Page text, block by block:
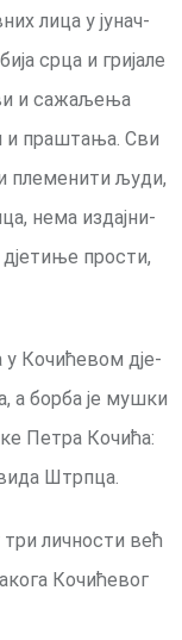
ли­ца у ју­нач­
ср­ца и гри­ја­ле
и са­жа­ље­ња
и пра­шта­ња. Сви
пле­ме­ни­ти љу­ди,
не­ма из­дај­ни­
про­сти,
у Ко­чи­ће­вом дје­
а бор­ба је му­шки
Пе­тра Ко­чи­ћа:
Штрп­ца.
лич­но­сти већ
Кочиће­вог